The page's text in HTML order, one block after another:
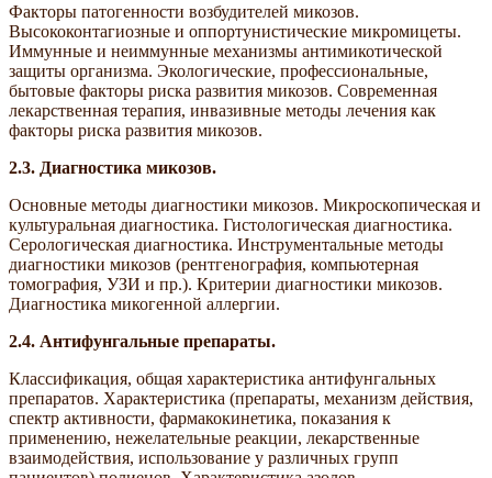
Факторы патогенности возбудителей микозов.
Высококонтагиозные и оппортунистические микромицеты.
Иммунные и неиммунные механизмы антимикотической
защиты организма. Экологические, профессиональные,
бытовые факторы риска развития микозов. Современная
лекарственная терапия, инвазивные методы лечения как
факторы риска развития микозов.
2.3. Диагностика микозов.
Основные методы диагностики микозов. Микроскопическая и
культуральная диагностика. Гистологическая диагностика.
Серологическая диагностика. Инструментальные методы
диагностики микозов (рентгенография, компьютерная
томография, УЗИ и пр.). Критерии диагностики микозов.
Диагностика микогенной аллергии.
2.4. Антифунгальные препараты.
Классификация, общая характеристика антифунгальных
препаратов. Характеристика (препараты, механизм действия,
спектр активности, фармакокинетика, показания к
применению, нежелательные реакции, лекарственные
взаимодействия, использование у различных групп